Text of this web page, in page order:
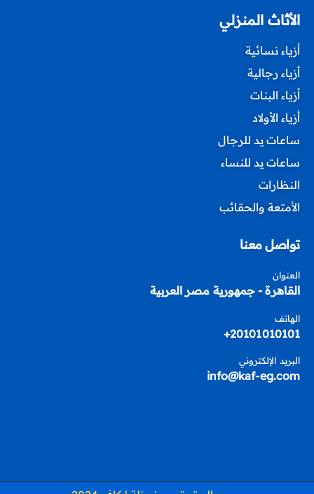
الأثاث المنزلي
أزياء نسائية
أزياء رجالية
أزياء البنات
أزياء الأولاد
ساعات يد للرجال
ساعات يد للنساء
النظارات
الأمتعة والحقائب
تواصل معنا
العنوان
القاهرة - جمهورية مصر العربية
الهاتف
20101010101+
البريد الإلكتروني
info@kaf-eg.com